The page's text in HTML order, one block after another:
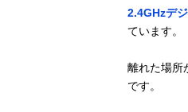
2.4GHzデ
ています。
離れた場所
です。